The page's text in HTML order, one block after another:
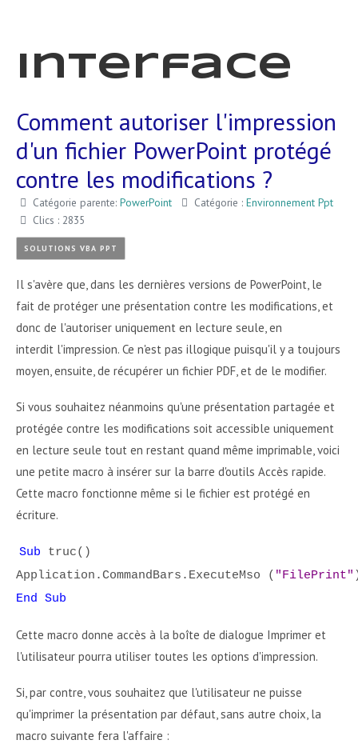
Interface
Comment autoriser l'impression
d'un fichier PowerPoint protégé
contre les modifications ?
Catégorie parente: PowerPoint Catégorie : Environnement Ppt
Clics : 2835
SOLUTIONS VBA PPT
Il s'avère que, dans les dernières versions de PowerPoint, le
fait de protéger une présentation contre les modifications, et
donc de l'autoriser uniquement en lecture seule, en
interdit l'impression. Ce n'est pas illogique puisqu'il y a toujours
moyen, ensuite, de récupérer un fichier PDF, et de le modifier.
Si vous souhaitez néanmoins qu'une présentation partagée et
protégée contre les modifications soit accessible uniquement
en lecture seule tout en restant quand même imprimable, voici
une petite macro à insérer sur la barre d'outils Accès rapide.
Cette macro fonctionne même si le fichier est protégé en
écriture.
Sub truc()
Application.CommandBars.ExecuteMso ( "FilePrint"
End Sub
Cette macro donne accès à la boîte de dialogue Imprimer et
l'utilisateur pourra utiliser toutes les options d'impression.
Si, par contre, vous souhaitez que l'utilisateur ne puisse
qu'imprimer la présentation par défaut, sans autre choix, la
macro suivante fera l'affaire :